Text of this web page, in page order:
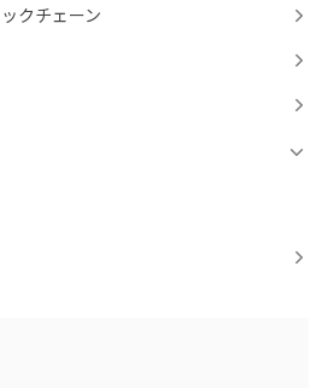
クチェーン